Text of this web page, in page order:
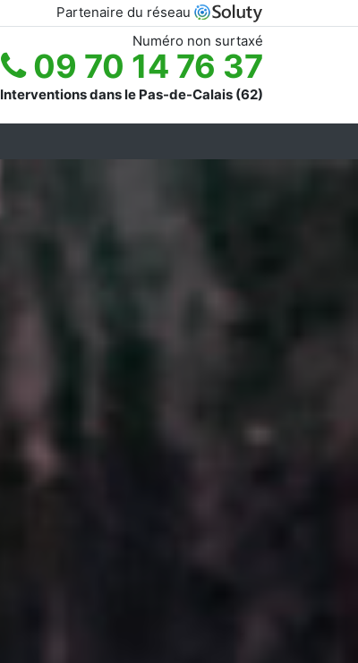
Partenaire du réseau
Numéro non surtaxé
09 70 14 76 37
Interventions dans le Pas-de-Calais (62)